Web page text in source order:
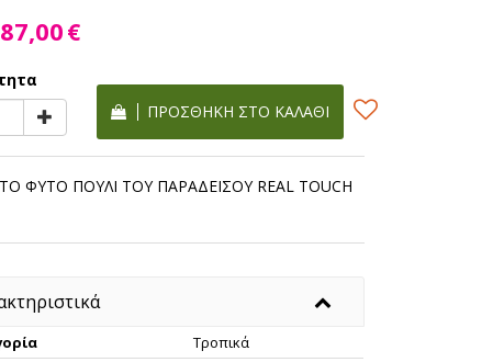
87,00€
ΠΡΟΣΘΉΚΗ ΣΤΟ ΚΑΛΆΘΙ
ΦΥΤΟ ΠΟΥΛΙ ΤΟΥ ΠΑΡΑΔΕΙΣΟΥ REAL TOUCH
Τροπικά